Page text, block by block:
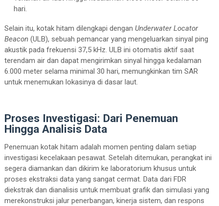
hari.
Selain itu, kotak hitam dilengkapi dengan Underwater Locator
Beacon(ULB), sebuah pemancar yang mengeluarkan sinyal ping
akustik pada frekuensi 37,5 kHz. ULB ini otomatis aktif saat
terendam air dan dapat mengirimkan sinyal hingga kedalaman
6.000 meter selama minimal 30 hari, memungkinkan tim SAR
untuk menemukan lokasinya di dasar laut.
Proses Investigasi: Dari Penemuan
Hingga Analisis Data
Penemuan kotak hitam adalah momen penting dalam setiap
investigasi kecelakaan pesawat. Setelah ditemukan, perangkat ini
segera diamankan dan dikirim ke laboratorium khusus untuk
proses ekstraksi data yang sangat cermat. Data dari FDR
diekstrak dan dianalisis untuk membuat grafik dan simulasi yang
merekonstruksi jalur penerbangan, kinerja sistem, dan respons